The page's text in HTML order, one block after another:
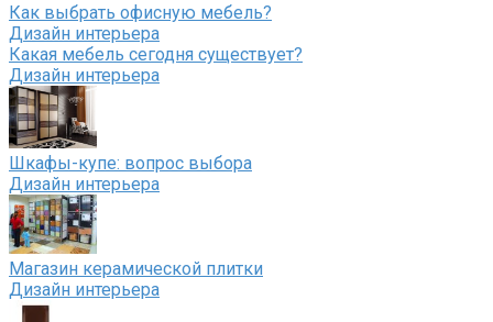
Как выбрать офисную мебель?
Дизайн интерьера
Какая мебель сегодня существует?
Дизайн интерьера
Шкафы-купе: вопрос выбора
Дизайн интерьера
Магазин керамической плитки
Дизайн интерьера